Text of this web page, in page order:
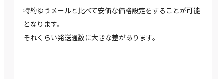
特約ゆうメールと比べて安価な価格設定をすることが可能
となります。
それくらい発送通数に大きな差があります。